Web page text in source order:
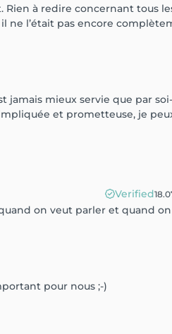
à redire concernant tous
ne l’était pas encore
jamais mieux servie que par
et prometteuse, je
Verified
on veut parler et quand
pour nous ;-)